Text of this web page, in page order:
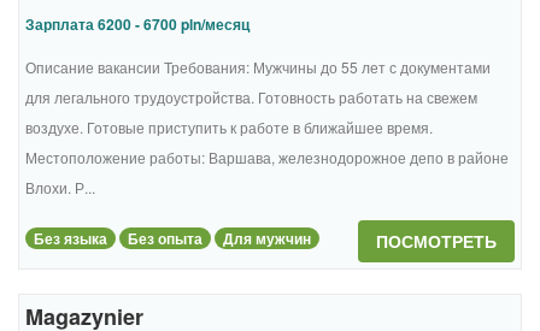
Зарплата 6200 - 6700 pln/месяц
Описание вакансии Требования: Мужчины до 55 лет с документами
для легального трудоустройства. Готовность работать на свежем
воздухе. Готовые приступить к работе в ближайшее время.
Местоположение работы: Варшава, железнодорожное депо в районе
Влохи. Р...
Без языка Без опыта Для мужчин ПОСМОТРЕТЬ
Magazynier